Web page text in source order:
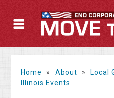
Home » About » Local
Illinois Events